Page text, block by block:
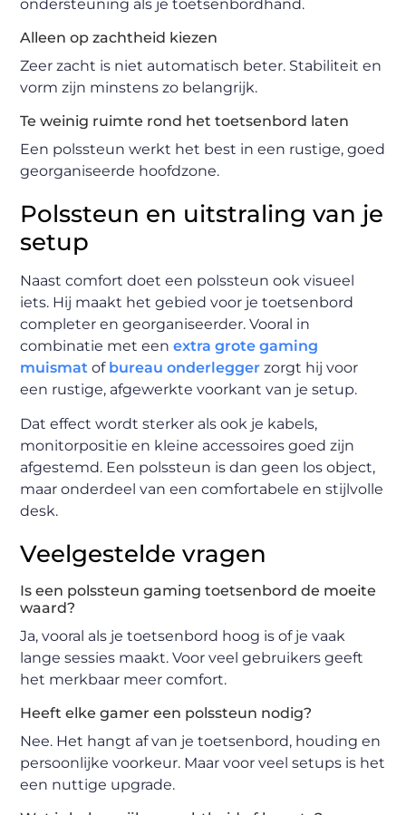
ondersteuning als je toetsenbordhand.
Alleen op zachtheid kiezen
Zeer zacht is niet automatisch beter. Stabiliteit en
vorm zijn minstens zo belangrijk.
Te weinig ruimte rond het toetsenbord laten
Een polssteun werkt het best in een rustige, goed
georganiseerde hoofdzone.
Polssteun en uitstraling van je
setup
Naast comfort doet een polssteun ook visueel
iets. Hij maakt het gebied voor je toetsenbord
completer en georganiseerder. Vooral in
combinatie met eenextra grote gaming
muismat of bureau onderlegger zorgt hij voor
een rustige, afgewerkte voorkant van je setup.
Dat effect wordt sterker als ook je kabels,
monitorpositie en kleine accessoires goed zijn
afgestemd. Een polssteun is dan geen los object,
maar onderdeel van een comfortabele en stijlvolle
desk.
Veelgestelde vragen
Is een polssteun gaming toetsenbord de moeite
waard?
Ja, vooral als je toetsenbord hoog is of je vaak
lange sessies maakt. Voor veel gebruikers geeft
het merkbaar meer comfort.
Heeft elke gamer een polssteun nodig?
Nee. Het hangt af van je toetsenbord, houding en
persoonlijke voorkeur. Maar voor veel setups is het
een nuttige upgrade.